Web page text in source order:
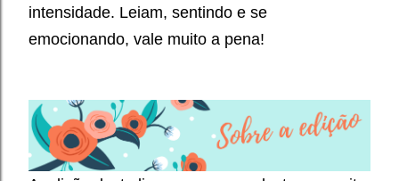
intensidade. Leiam, sentindo e se
emocionando, vale muito a pena!